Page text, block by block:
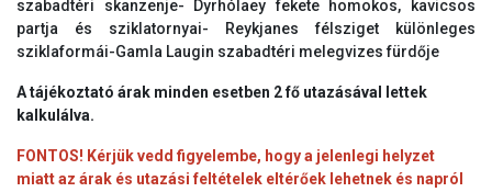
szabadtéri skanzenje- Dyrhólaey fekete homokos, kavicsos
partja és sziklatornyai- Reykjanes félsziget különleges
sziklaformái-Gamla Laugin szabadtéri melegvizes fürdője
A tájékoztató árak minden esetben 2 fő utazásával lettek
kalkulálva.
FONTOS! Kérjük vedd figyelembe, hogy a jelenlegi helyzet
miatt az árak és utazási feltételek eltérőek lehetnek és napról